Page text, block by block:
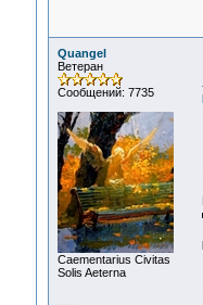
Quangel
Ветеран
Сообщений: 7735
Сaementarius Civitas
Solis Aeterna